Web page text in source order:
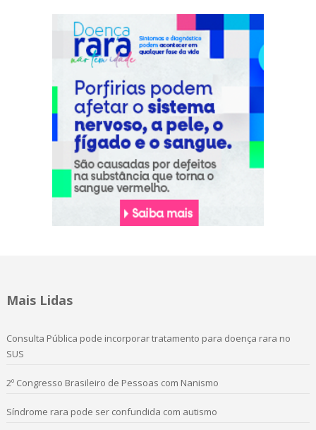
Mais Lidas
Consulta Pública pode incorporar tratamento para doença rara no
SUS
2º Congresso Brasileiro de Pessoas com Nanismo
Síndrome rara pode ser confundida com autismo